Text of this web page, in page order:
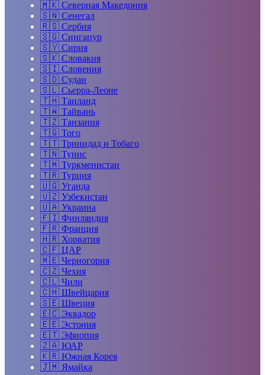
🇲🇰 Северная Македония
🇸🇳 Сенегал
🇷🇸 Сербия
🇸🇬 Сингапур
🇸🇾 Сирия
🇸🇰 Словакия
🇸🇮 Словения
🇸🇩 Судан
🇸🇱 Сьерра-Леоне
🇹🇭 Таиланд
🇹🇼 Тайвань
🇹🇿 Танзания
🇹🇬 Того
🇹🇹 Тринидад и Тобаго
🇹🇳 Тунис
🇹🇲 Туркменистан
🇹🇷 Турция
🇺🇬 Уганда
🇺🇿 Узбекистан
🇺🇦 Украина
🇫🇮 Финляндия
🇫🇷 Франция
🇭🇷 Хорватия
🇨🇫 ЦАР
🇲🇪 Черногория
🇨🇿 Чехия
🇨🇱 Чили
🇨🇭 Швейцария
🇸🇪 Швеция
🇪🇨 Эквадор
🇪🇪 Эстония
🇪🇹 Эфиопия
🇿🇦 ЮАР
🇰🇷 Южная Корея
🇯🇲 Ямайка